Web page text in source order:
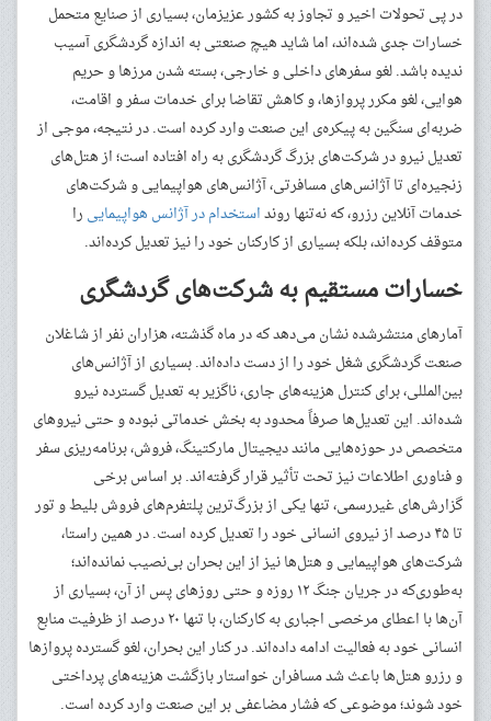
در پی تحولات اخیر و تجاوز به کشور عزیزمان، بسیاری از صنایع متحمل
خسارات جدی شده‌اند، اما شاید هیچ صنعتی به اندازه گردشگری آسیب
ندیده باشد. لغو سفرهای داخلی و خارجی، بسته شدن مرزها و حریم
هوایی، لغو مکرر پروازها، و کاهش تقاضا برای خدمات سفر و اقامت،
ضربه‌ای سنگین به پیکره‌ی این صنعت وارد کرده است. در نتیجه، موجی از
تعدیل نیرو در شرکت‌های بزرگ گردشگری به راه افتاده است؛ از هتل‌های
زنجیره‌ای تا آژانس‌های مسافرتی، آژانس‌های هواپیمایی و شرکت‌های
خدمات آنلاین رزرو، که نه‌تنها رونداستخدام در آژانس هواپیمایی را
متوقف کرده‌اند، بلکه بسیاری از کارکنان خود را نیز تعدیل کرده‌اند.
خسارات مستقیم به شرکت‌های گردشگری
آمارهای منتشرشده نشان می‌دهد که در ماه گذشته، هزاران نفر از شاغلان
صنعت گردشگری شغل خود را از دست داده‌اند. بسیاری از آژانس‌های
بین‌المللی، برای کنترل هزینه‌های جاری، ناگزیر به تعدیل گسترده نیرو
شده‌اند. این تعدیل‌ها صرفاً محدود به بخش خدماتی نبوده و حتی نیروهای
متخصص در حوزه‌هایی مانند دیجیتال مارکتینگ، فروش، برنامه‌ریزی سفر
و فناوری اطلاعات نیز تحت تأثیر قرار گرفته‌اند. بر اساس برخی
گزارش‌های غیررسمی، تنها یکی از بزرگ‌ترین پلتفرم‌های فروش بلیط و تور
تا ۴۵ درصد از نیروی انسانی خود را تعدیل کرده است. در همین راستا،
شرکت‌های هواپیمایی و هتل‌ها نیز از این بحران بی‌نصیب نمانده‌اند؛
به‌طوری‌که در جریان جنگ ۱۲ روزه و حتی روزهای پس از آن، بسیاری از
آن‌ها با اعطای مرخصی اجباری به کارکنان، با تنها ۲۰ درصد از ظرفیت منابع
انسانی خود به فعالیت ادامه داده‌اند. در کنار این بحران، لغو گسترده پروازها
و رزرو هتل‌ها باعث شد مسافران خواستار بازگشت هزینه‌های پرداختی
خود شوند؛ موضوعی که فشار مضاعفی بر این صنعت وارد کرده است.